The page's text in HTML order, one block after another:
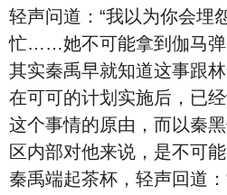
轻声问道：“我以为你会埋
忙……她不可能拿到伽马弹
其实秦禹早就知道这事跟
在可可的计划实施后，已
这个事情的原由，而以秦
区内部对他来说，是不可能
秦禹端起茶杯，轻声回道